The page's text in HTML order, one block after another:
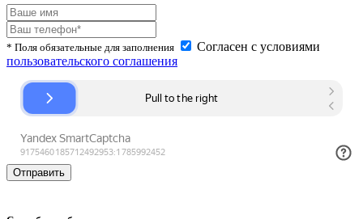
* Поля обязательные для заполнения
Согласен с условиями
пользовательского соглашения